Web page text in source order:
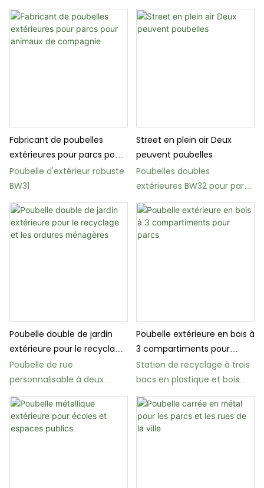
cadre métallique
et les espaces publics
Fabricant de poubelles
extérieures pour parcs pour
animaux de compagnie
Poubelle d'extérieur robuste
BW31
Street en plein air Deux
peuvent poubelles
Poubelles doubles
extérieures BW32 pour parcs
et rues de la ville
Poubelle double de jardin
extérieure pour le recyclage
et les ordures ménagères
Poubelle de rue
personnalisable à deux
compartiments BW13
Poubelle extérieure en bois à
3 compartiments pour
parcs
Station de recyclage à trois
bacs en plastique et bois
BW16 pour les écoles